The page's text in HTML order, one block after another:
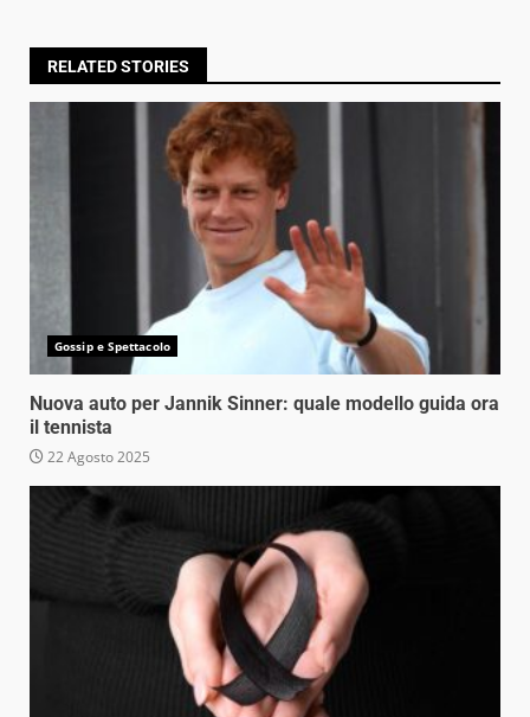
RELATED STORIES
Gossip e Spettacolo
Nuova auto per Jannik Sinner: quale modello guida ora
il tennista
22 Agosto 2025